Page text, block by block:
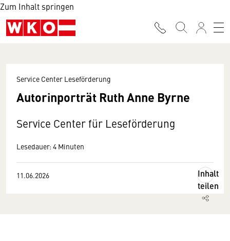
Zum Inhalt springen
Service Center Leseförderung
Autorinporträt Ruth Anne Byrne
Service Center für Leseförderung
Lesedauer: 4 Minuten
11.06.2026
Inhalt
teilen